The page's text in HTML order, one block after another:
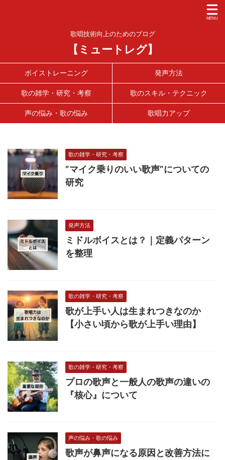
歌唱技術向上のためのブログ
【ミュートレグ】
ボイストレーニング 発声方法
歌の雑学・研究・考察 歌のスキル・テクニック
声の悩み・歌の悩み 歌唱力アップ
歌の雑学・研究・考察
”マイク乗りのいい歌声”についての
研究
発声方法
ミドルボイスとは？｜定義パターン
を整理
歌の雑学・研究・考察
歌が上手い人は生まれつきなのか
【小さい頃から歌が上手い理由】
歌の雑学・研究・考察
プロの歌声と一般人の歌声の違いの
『核心』について
声の悩み・歌の悩み
歌声が鼻声になる原因と改善方法に